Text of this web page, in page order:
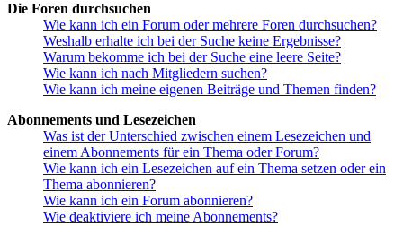
Die Foren durchsuchen
Wie kann ich ein Forum oder mehrere Foren durchsuchen?
Weshalb erhalte ich bei der Suche keine Ergebnisse?
Warum bekomme ich bei der Suche eine leere Seite?
Wie kann ich nach Mitgliedern suchen?
Wie kann ich meine eigenen Beiträge und Themen finden?
Abonnements und Lesezeichen
Was ist der Unterschied zwischen einem Lesezeichen und
einem Abonnements für ein Thema oder Forum?
Wie kann ich ein Lesezeichen auf ein Thema setzen oder ein
Thema abonnieren?
Wie kann ich ein Forum abonnieren?
Wie deaktiviere ich meine Abonnements?